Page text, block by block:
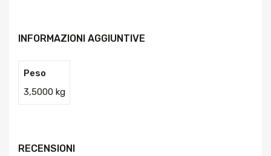
INFORMAZIONI AGGIUNTIVE
Peso
3,5000 kg
RECENSIONI